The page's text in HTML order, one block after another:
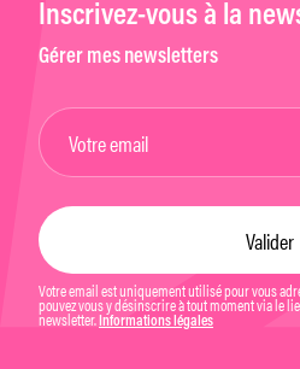
Inscrivez-vous à la
Gérer mes newsletters
Votre email est uniquement utilisé pour vous
pouvez vous y désinscrire à tout moment via le
newsletter. Informations légales